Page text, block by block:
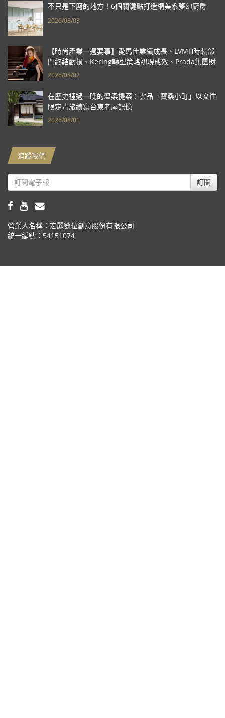
不只是下廚的地方！6個關鍵點打造網美系夢幻廚房
2026/08/03
【時尚產業一週要事】愛馬仕業績成長、LVMH時裝部
門終結虧損、Kering轉型策略初現成效、Prada集團財
報亮眼
2026/08/02
在歷史裡過一晚的溫柔提案：雲品「寶桑小町」以女性
限定青旅續寫台東老屋記憶
2026/08/01
追蹤我們
訂閱
營業人名稱：宏麗數位創意股份有限公司
統一編號：54151074